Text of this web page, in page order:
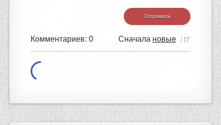
Комментариев: 0 Сначала новые